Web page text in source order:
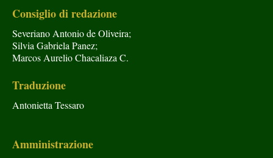
Consiglio di redazione
Severiano Antonio de Oliveira;
Silvia Gabriela Panez;
Marcos Aurelio Chacaliaza C.
Traduzione
Antonietta Tessaro
Amministrazione